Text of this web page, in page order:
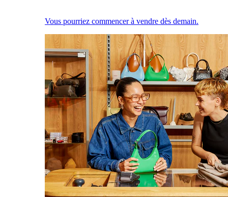
Vous pourriez commencer à vendre dès demain.